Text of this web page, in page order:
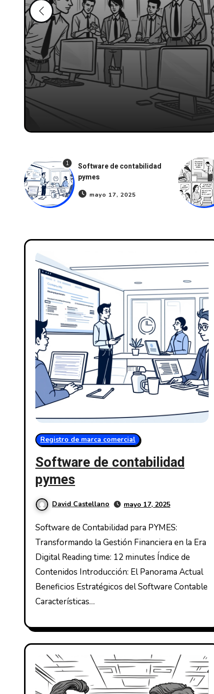
1
Software de contabilidad
pymes
mayo 17, 2025
Registro de marca comercial
Software de contabilidad
pymes
David Castellano mayo 17, 2025
Software de Contabilidad para PYMES:
Transformando la Gestión Financiera en la Era
Digital Reading time: 12 minutes Índice de
Contenidos Introducción: El Panorama Actual
Beneficios Estratégicos del Software Contable
Características…